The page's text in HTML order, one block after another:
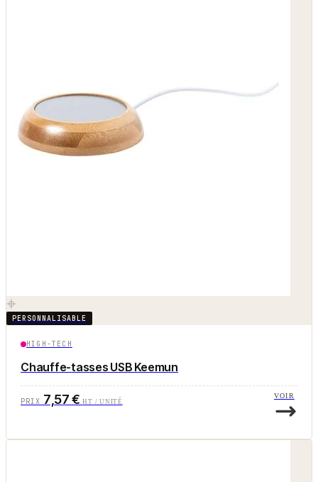
PERSONNALISABLE
HIGH-TECH
Chauffe-tasses USB Keemun
PRIX 7,57 €HT / UNITÉ
VOIR